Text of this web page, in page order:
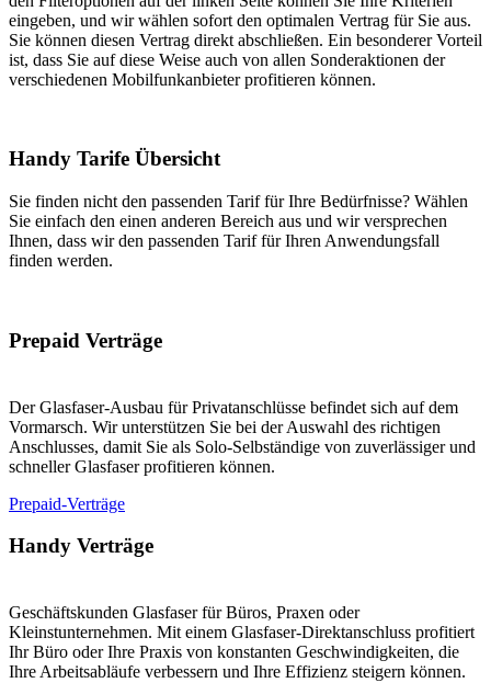
eingeben, und wir wählen sofort den optimalen Vertrag für Sie aus.
Sie können diesen Vertrag direkt abschließen. Ein besonderer Vorteil
ist, dass Sie auf diese Weise auch von allen Sonderaktionen der
verschiedenen Mobilfunkanbieter profitieren können.
Handy Tarife Übersicht
Sie finden nicht den passenden Tarif für Ihre Bedürfnisse? Wählen
Sie einfach den einen anderen Bereich aus und wir versprechen
Ihnen, dass wir den passenden Tarif für Ihren Anwendungsfall
finden werden.
Prepaid Verträge
Der Glasfaser-Ausbau für Privatanschlüsse befindet sich auf dem
Vormarsch. Wir unterstützen Sie bei der Auswahl des richtigen
Anschlusses, damit Sie als Solo-Selbständige von zuverlässiger und
schneller Glasfaser profitieren können.
Prepaid-Verträge
Handy Verträge
Geschäftskunden Glasfaser für Büros, Praxen oder
Kleinstunternehmen. Mit einem Glasfaser-Direktanschluss profitiert
Ihr Büro oder Ihre Praxis von konstanten Geschwindigkeiten, die
Ihre Arbeitsabläufe verbessern und Ihre Effizienz steigern können.